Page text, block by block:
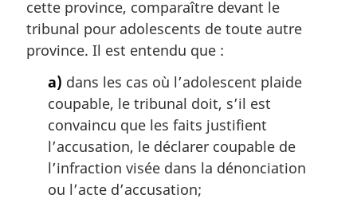
i
n
a
l
cette province, comparaître devant le
tribunal pour adolescents de toute autre
province. Il est entendu que :
a) dans les cas où l’adolescent plaide
coupable, le tribunal doit, s’il est
convaincu que les faits justifient
l’accusation, le déclarer coupable de
l’infraction visée dans la dénonciation
ou l’acte d’accusation;